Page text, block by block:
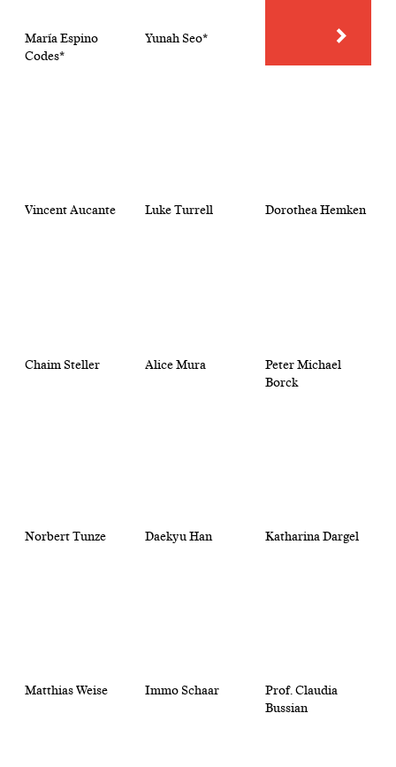
María Espino
Codes*
Yunah Seo*
Vincent Aucante Luke Turrell Dorothea Hemken
Chaim Steller Alice Mura
Peter Michael
Borck
Norbert Tunze Daekyu Han Katharina Dargel
Matthias Weise Immo Schaar
Prof. Claudia
Bussian